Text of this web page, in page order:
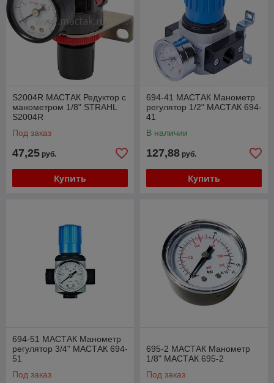
S2004R МАСТАК Редуктор с
манометром 1/8" STRAHL
S2004R
Под заказ
47,25 руб.
Купить
694-41 МАСТАК Манометр
регулятор 1/2" МАСТАК 694-
41
В наличии
127,88 руб.
Купить
694-51 МАСТАК Манометр
регулятор 3/4" МАСТАК 694-
51
Под заказ
695-2 МАСТАК Манометр
1/8" МАСТАК 695-2
Под заказ